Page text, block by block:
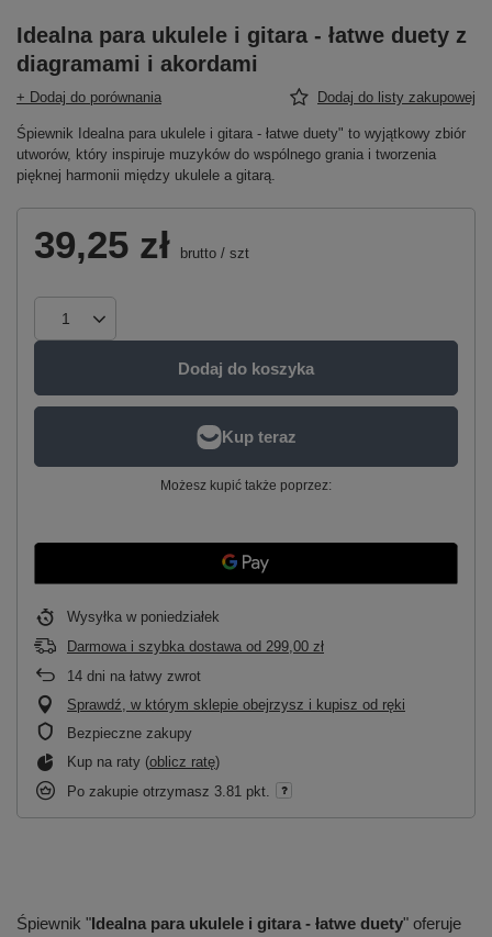
Idealna para ukulele i gitara - łatwe duety z
diagramami i akordami
+ Dodaj do porównania Dodaj do listy zakupowej
Śpiewnik Idealna para ukulele i gitara - łatwe duety" to wyjątkowy zbiór
utworów, który inspiruje muzyków do wspólnego grania i tworzenia
pięknej harmonii między ukulele a gitarą.
39,25 zł brutto / szt
Dodaj do koszyka
Możesz kupić także poprzez:
Wysyłka w poniedziałek
Darmowa i szybka dostawa od 299,00 zł
14 dni na łatwy zwrot
Sprawdź, w którym sklepie obejrzysz i kupisz od ręki
Bezpieczne zakupy
Kup na raty (oblicz ratę)
Po zakupie otrzymasz 3.81 pkt.
Śpiewnik "Idealna para ukulele i gitara - łatwe duety" oferuje